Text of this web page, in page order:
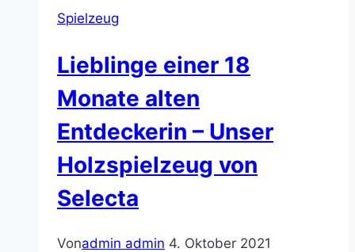
von
Selecta
Spielzeug
Spielzeug
Lieblinge einer 18
Monate alten
Entdeckerin – Unser
Holzspielzeug von
Selecta
Vonadmin admin 4. Oktober 2021